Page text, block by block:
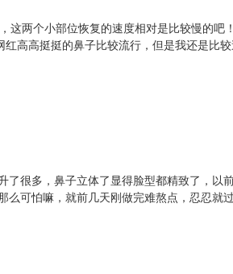
两个小部位恢复的速度相对是比较慢的吧
高高挺挺的鼻子比较流行，但是我还是比较
很多，鼻子立体了显得脸型都精致了，以
么可怕嘛，就前几天刚做完难熬点，忍忍就